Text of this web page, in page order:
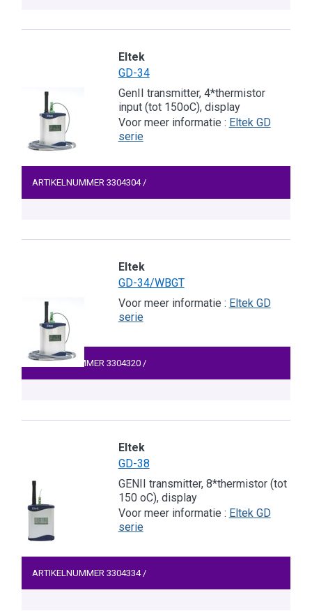
Eltek
GD-34
GenII transmitter, 4*thermistor
input (tot 150oC), display
Voor meer informatie : Eltek GD
serie
ARTIKELNUMMER 3304304 /
Eltek
GD-34/WBGT
Voor meer informatie : Eltek GD
serie
ARTIKELNUMMER 3304320 /
Eltek
GD-38
GENII transmitter, 8*thermistor (tot
150 oC), display
Voor meer informatie : Eltek GD
serie
ARTIKELNUMMER 3304334 /